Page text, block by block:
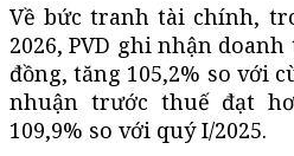
Về bức tranh tài chính,
2026, PVD ghi nhận
đồng, tăng 105,2% so với
nhuận trước thuế đạt
109,9% so với quý I/2025.